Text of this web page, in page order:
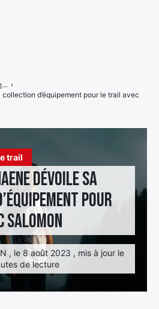
trail
dévoile sa
pour
, le 8 août 2023 , mis à jour le
de lecture
Actu chaussures de trail ›
collection d’équipement pour le trail avec
de